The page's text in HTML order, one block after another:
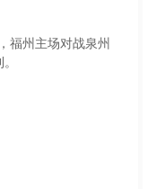
福州主场对战泉州